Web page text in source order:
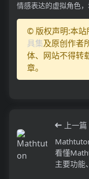
情感表达的虚拟角色，
© 版权声明:本站
具集及原创作者
体、网站不得转
章。
上一篇
看懂
主要功能